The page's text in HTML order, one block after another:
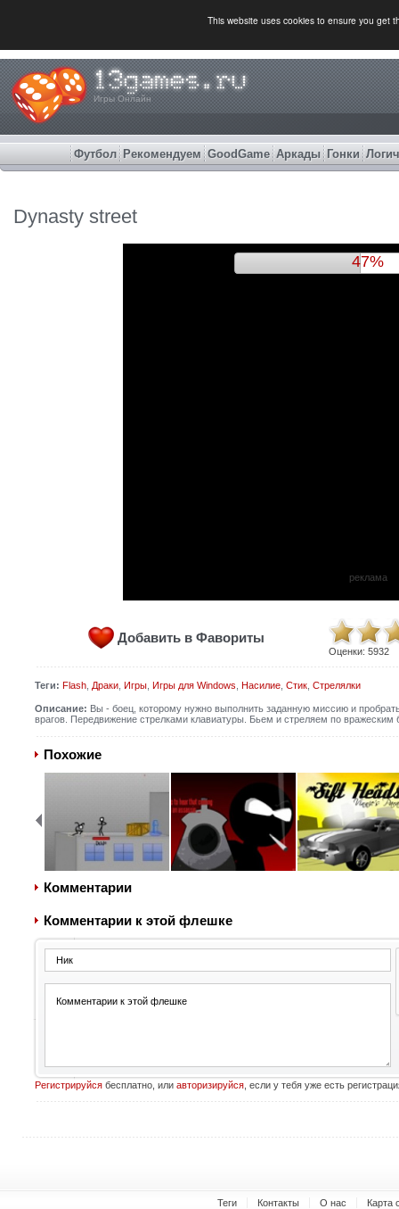
This website uses cookies to ensure you get
Игры Онлайн
Футбол Рекомендуем GoodGame Аркады Гонки
Dynasty street
50%
реклама
Добавить в Фавориты
Оценки: 5932
Теги: Flash, Драки, Игры, Игры для Windows Насилие, Стик, Стрелялки
Описание: Вы - боец, которому нужно выполнить заданную миссию и
врагов. Передвижение стрелками клавиатуры. Бьем и стреляем по
Похожие
Комментарии
Комментарии к этой флешке
Регистрируйсябесплатно, или авторизируйся, если у тебя уже есть
Теги Контакты О нас Карта